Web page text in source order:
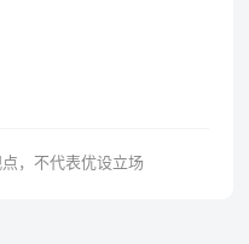
，不代表优设立场